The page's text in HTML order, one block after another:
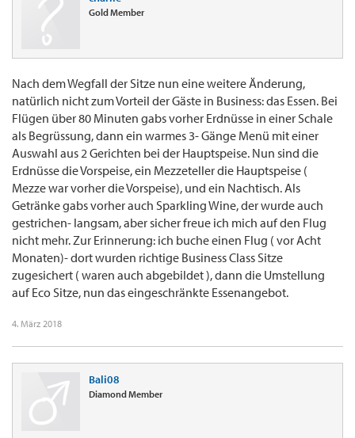
Gold Member
Nach dem Wegfall der Sitze nun eine weitere Änderung,
natürlich nicht zum Vorteil der Gäste in Business: das Essen. Bei
Flügen über 80 Minuten gabs vorher Erdnüsse in einer Schale
als Begrüssung, dann ein warmes 3- Gänge Menü mit einer
Auswahl aus 2 Gerichten bei der Hauptspeise. Nun sind die
Erdnüsse die Vorspeise, ein Mezzeteller die Hauptspeise (
Mezze war vorher die Vorspeise), und ein Nachtisch. Als
Getränke gabs vorher auch Sparkling Wine, der wurde auch
gestrichen- langsam, aber sicher freue ich mich auf den Flug
nicht mehr. Zur Erinnerung: ich buche einen Flug ( vor Acht
Monaten)- dort wurden richtige Business Class Sitze
zugesichert ( waren auch abgebildet ), dann die Umstellung
auf Eco Sitze, nun das eingeschränkte Essenangebot.
4. März 2018
Bali08
Diamond Member